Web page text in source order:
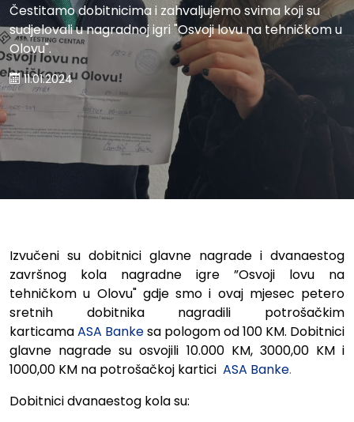
Čestitamo dobitnicima i zahvaljujemo svima koji su
sudjelovali u nagradnoj igri "Osvoji lovu na tehničkom u
Olovu".
11.01.2024
Izvučeni su dobitnici glavne nagrade i dvanaestog
završnog kola nagradne igre ”Osvoji lovu na
tehničkom u Olovu" gdje smo i ovaj mjesec petero
sretnih dobitnika nagradili potrošačkim
karticamaASA Bankesa pologom od 100 KM. Dobitnici
glavne nagrade su osvojili 10.000 KM, 3000,00 KM i
1000,00 KM na potrošačkoj kartici ASA Banke.
Dobitnici dvanaestog kola su: